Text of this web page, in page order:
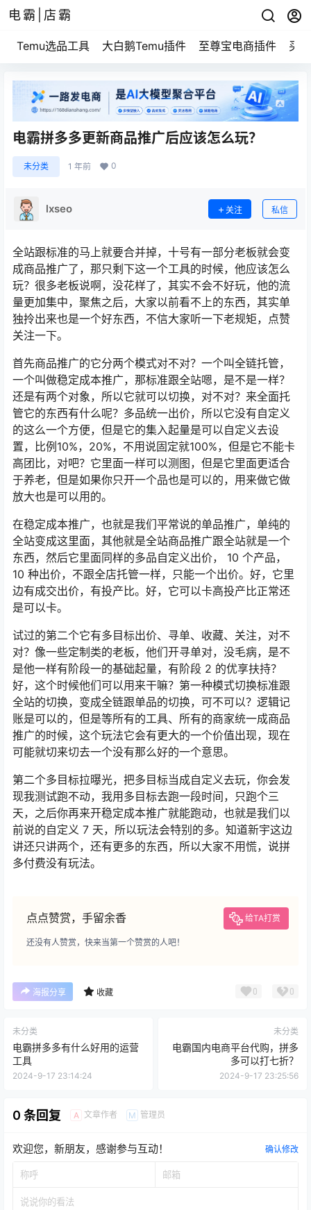
电霸|店霸
Temu选品工具 大白鹅Temu插件 至尊宝电商插件 买
电霸拼多多更新商品推广后应该怎么玩？
未分类 1 年前 0
lxseo 关注 私信
全站跟标准的马上就要合并掉，十号有一部分老板就会变
成商品推广了，那只剩下这一个工具的时候，他应该怎么
玩？很多老板说啊，没花样了，其实不会不好玩，他的流
量更加集中，聚焦之后，大家以前看不上的东西，其实单
独拎出来也是一个好东西，不信大家听一下老规矩，点赞
关注一下。
首先商品推广的它分两个模式对不对？一个叫全链托管，
一个叫做稳定成本推广，那标准跟全站嗯，是不是一样？
还是有两个对象，所以它就可以切换，对不对？来全面托
管它的东西有什么呢？多品统一出价，所以它没有自定义
的这么一个方便，但是它的集入起量是可以自定义去设
置，比例10%，20%，不用说固定就100%，但是它不能卡
高团比，对吧？它里面一样可以测图，但是它里面更适合
于养老，但是如果你只开一个品也是可以的，用来做它做
放大也是可以用的。
在稳定成本推广，也就是我们平常说的单品推广，单纯的
全站变成这里面，其他就是全站商品推广跟全站就是一个
东西，然后它里面同样的多品自定义出价， 10 个产品，
10 种出价，不跟全店托管一样，只能一个出价。好，它里
边有成交出价，有投产比。好，它可以卡高投产比正常还
是可以卡。
试过的第二个它有多目标出价、寻单、收藏、关注，对不
对？像一些定制类的老板，他们开寻单对，没毛病，是不
是他一样有阶段一的基础起量，有阶段 2 的优享扶持？
好，这个时候他们可以用来干嘛？第一种模式切换标准跟
全站的切换，变成全链跟单品的切换，可不可以？逻辑记
账是可以的，但是等所有的工具、所有的商家统一成商品
推广的时候，这个玩法它会有更大的一个价值出现，现在
可能就切来切去一个没有那么好的一个意思。
第二个多目标拉曝光，把多目标当成自定义去玩，你会发
现我测试跑不动，我用多目标去跑一段时间，只跑个三
天，之后你再来开稳定成本推广就能跑动，也就是我们以
前说的自定义 7 天，所以玩法会特别的多。知道新宇这边
讲还只讲两个，还有更多的东西，所以大家不用慌，说拼
多付费没有玩法。
点点赞赏，手留余香 给TA打赏
还没有人赞赏，快来当第一个赞赏的人吧！
海报分享 收藏 0 0
未分类
电霸拼多多有什么好用的运营
工具
2024-9-17 23:14:24
未分类
电霸国内电商平台代购，拼多
多可以打七折？
2024-9-17 23:25:56
0 条回复 A 文章作者 M 管理员
欢迎您，新朋友，感谢参与互动！ 确认修改